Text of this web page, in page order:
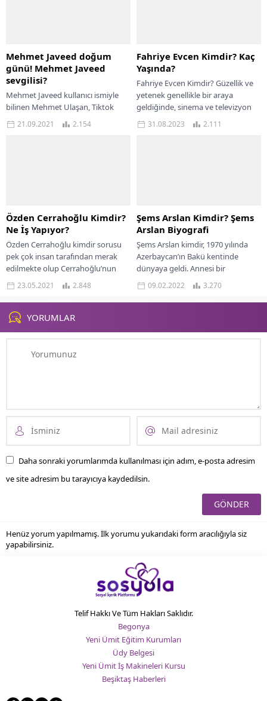
Mehmet Javeed doğum
günü! Mehmet Javeed
sevgilisi?
Mehmet Javeed kullanıcı ismiyle
bilinen Mehmet Ulaşan, Tiktok
platformundan sonra İnstagram
ve Youtube platformunda da
21.09.2021 2.154
Fahriye Evcen Kimdir? Kaç
Yaşında?
Fahriye Evcen Kimdir? Güzellik ve
yetenek genellikle bir araya
geldiğinde, sinema ve televizyon
dünyasının parlak yıldızları ortaya
çıkar. Bu yıldızlardan...
31.08.2023 2.111
Özden Cerrahoğlu Kimdir?
Ne İş Yapıyor?
Özden Cerrahoğlu kimdir sorusu
pek çok insan tarafından merak
edilmekte olup Cerrahoğlu’nun
yaşamına dair detaylar araştırma
konusu olmaktadır. Sosyal medya...
23.05.2021 2.848
Şems Arslan Kimdir? Şems
Arslan Biyografi
Şems Arslan kimdir, 1970 yılında
Azerbaycan’ın Bakü kentinde
dünyaya geldi. Annesi bir
üniversitede akademisyen ve
babası bir siyasetçidir. Şems
Arslan...
09.02.2022 3.270
YORUMLAR
Daha sonraki yorumlarımda kullanılması için adım, e-posta adresim
ve site adresim bu tarayıcıya kaydedilsin.
Henüz yorum yapılmamış. İlk yorumu yukarıdaki form aracılığıyla siz
yapabilirsiniz.
Telif Hakkı Ve Tüm Hakları Saklıdır.
Begonya
Yeni Ümit Eğitim Kurumları
Üdy Belgesi
Yeni Ümit İş Makineleri Kursu
Beşiktaş Haberleri